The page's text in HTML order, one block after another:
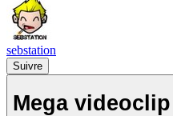
sebstation
Suivre
Mega